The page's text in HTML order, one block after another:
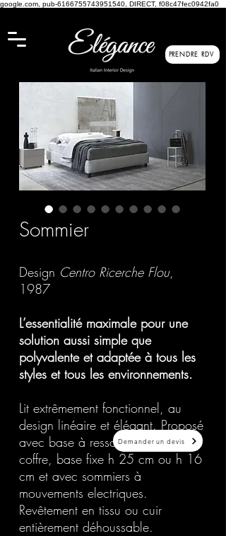
google.com, pub-6166755743951540, DIRECT, f08c47fec0942fa0
PRENDRE RDV
Sommier
Design Centro Ricerche Flou,
1987
L’essentialité maximale pour une
solution aussi simple que
polyvalente et adaptée à tous les
styles et tous les environnements.
Lit extrêmement fonctionnel, au
design linéaire et élégant. Proposé
avec base à ressorts Leonardo, à
coffre, base fixe h 25 cm ou h 16
cm et avec sommiers à
mouvements electriques.
Revêtement en tissu ou cuir
entièrement déhoussable.
Demander un devis